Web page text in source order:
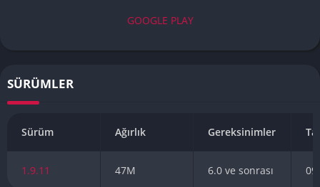
GOOGLE PLAY
SÜRÜMLER
Sürüm Ağırlık Gereksinimler
1.9.11 47M 6.0 ve sonrası